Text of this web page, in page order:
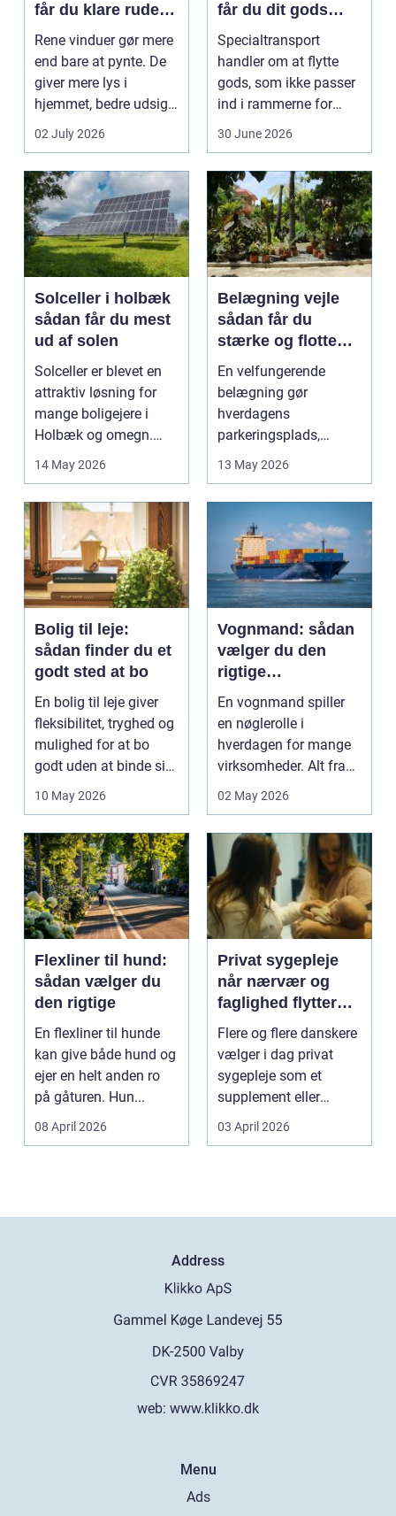
får du klare ruder
året rundt
Rene vinduer gør mere
end bare at pynte. De
giver mere lys i
hjemmet, bedre udsigt
og et p&ae...
02 July 2026
får du dit gods
sikkert frem
Specialtransport
handler om at flytte
gods, som ikke passer
ind i rammerne for
almindelig
30 June 2026
Solceller i holbæk
sådan får du mest
ud af solen
Solceller er blevet en
attraktiv løsning for
mange boligejere i
Holbæk og omegn.
Flere ønsker at sæn...
14 May 2026
Belægning vejle
sådan får du
stærke og flotte
udendørs arealer
En velfungerende
belægning gør
hverdagens
parkeringsplads,
terrasse eller
gårdsplads både pæn
og pra...
13 May 2026
Bolig til leje:
sådan finder du et
godt sted at bo
En bolig til leje giver
fleksibilitet, tryghed og
mulighed for at bo
godt uden at binde sig
ø...
10 May 2026
Vognmand: sådan
vælger du den
rigtige
samarbejdspartner
En vognmand spiller
en nøglerolle i
hverdagen for mange
virksomheder. Alt fra
byggematerialer...
02 May 2026
Flexliner til hund:
sådan vælger du
den rigtige
En flexliner til hunde
kan give både hund og
ejer en helt anden ro
på gåturen. Hun...
08 April 2026
Privat sygepleje
når nærvær og
faglighed flytter
hjem i stuen
Flere og flere danskere
vælger i dag privat
sygepleje som et
supplement eller
alternativ til det off...
03 April 2026
Address
web: www.klikko.dk
Menu
Ads